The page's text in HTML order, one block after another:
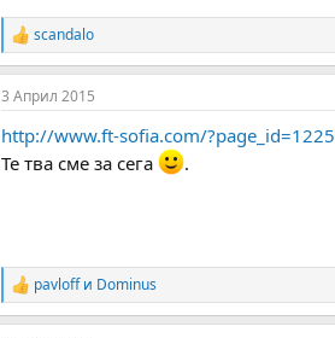
R
e
a
c
i
o
scandalo
3 Април 2015
http://www.ft-sofia.com/?page_id=1225
Те тва сме за сега
.
R
e
a
pavloffи Dominus